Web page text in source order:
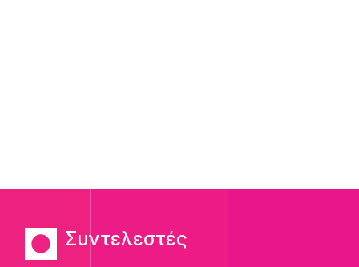
Συντελεστές